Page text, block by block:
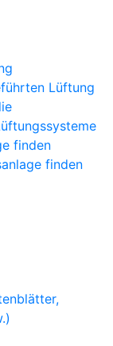
Lüftung
finden
finden